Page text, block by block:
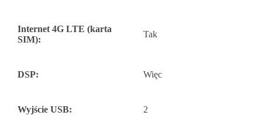
Internet 4G LTE (karta
SIM):
Tak
DSP: Więc
Wyjście USB: 2